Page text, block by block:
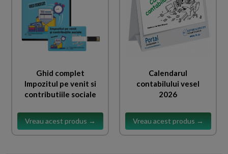
Ghid complet
Impozitul pe venit si
contributiile sociale
Vreau acest produs →
Calendarul
contabilului vesel
2026
Vreau acest produs →